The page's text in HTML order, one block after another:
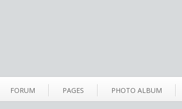
FORUM PAGES PHOTO ALBUM